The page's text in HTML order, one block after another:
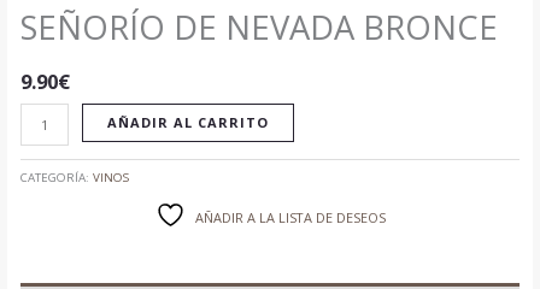
SEÑORÍO DE NEVADA BRONCE
9.90€
AÑADIR AL CARRITO
CATEGORÍA: VINOS
AÑADIR A LA LISTA DE DESEOS